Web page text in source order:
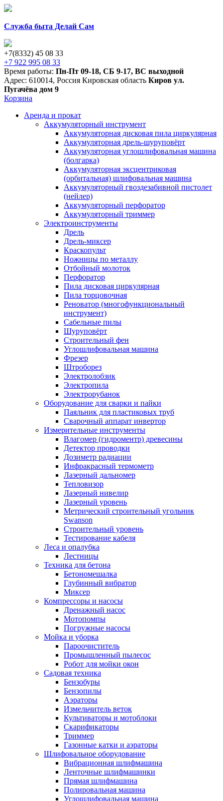
Служба быта Делай Сам
+7(8332) 45 08 33
+7 922 995 08 33
Время работы: Пн-Пт 09-18, СБ 9-17, ВС выходной
Адрес: 610014, Россия Кировская область Киров ул.
Пугачёва дом 9
Корзина
Аренда и прокат
Аккумуляторный инструмент
Аккумуляторная дисковая пила циркулярная
Аккумуляторная дрель-шуруповёрт
Аккумуляторная углошлифовальная машина
(болгарка)
Аккумуляторная эксцентриковая
(орбитальная) шлифовальная машина
Аккумуляторный гвоздезабивной пистолет
(нейлер)
Аккумуляторный перфоратор
Аккумуляторный триммер
Электроинструменты
Дрель
Дрель-миксер
Краскопульт
Ножницы по металлу
Отбойный молоток
Перфоратор
Пила дисковая циркулярная
Пила торцовочная
Реноватор (многофункциональный
инструмент)
Сабельные пилы
Шуруповёрт
Строительный фен
Углошлифовальная машина
Фрезер
Штроборез
Электролобзик
Электропила
Электрорубанок
Оборудование для сварки и пайки
Паяльник для пластиковых труб
Сварочный аппарат инвертор
Измерительные инструменты
Влагомер (гидроментр) древесины
Детектор проводки
Дозиметр радиации
Инфракрасный термометр
Лазерный дальномер
Тепловизор
Лазерный нивелир
Лазерный уровень
Метрический строительный угольник
Swanson
Строительный уровень
Тестирование кабеля
Леса и опалубка
Лестницы
Техника для бетона
Бетономешалка
Глубинный вибратор
Миксер
Компрессоры и насосы
Дренажный насос
Мотопомпы
Погружные насосы
Мойка и уборка
Пароочиститель
Промышленный пылесос
Робот для мойки окон
Садовая техника
Бензобуры
Бензопилы
Аэраторы
Измельчитель веток
Культиваторы и мотоблоки
Скарификаторы
Триммер
Газонные катки и аэраторы
Шлифовальное оборудование
Вибрационная шлифмашина
Ленточные шлифмашинки
Прямая шлифмашина
Полировальная машина
Углошлифовальная машина